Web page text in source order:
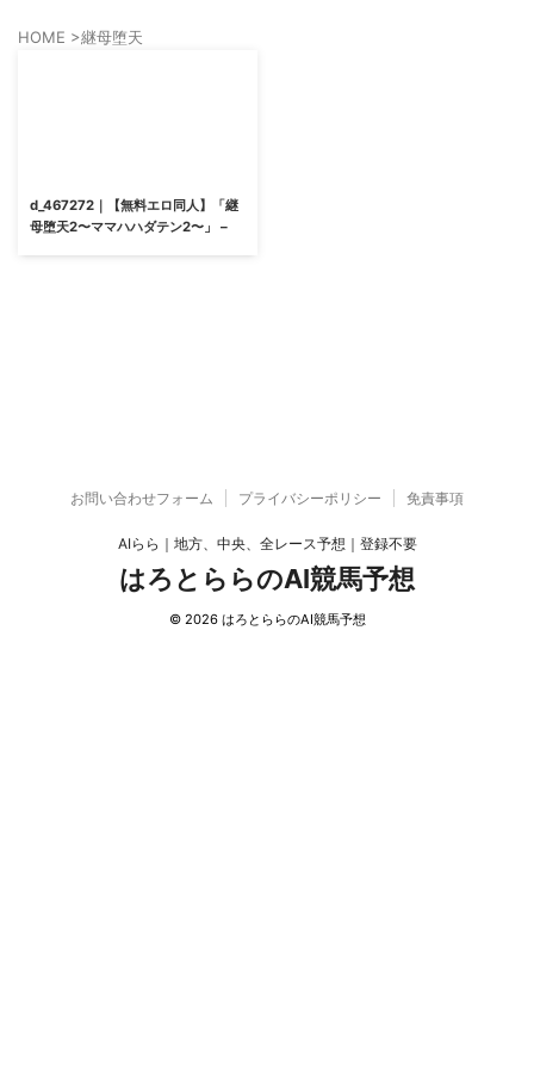
HOME >継母堕天
d_467272｜【無料エロ同人】「継
母堕天2〜ママハハダテン2〜」 –
お問い合わせフォーム プライバシーポリシー 免責事項
AIらら｜地方、中央、全レース予想｜登録不要
はろとららのAI競馬予想
© 2026 はろとららのAI競馬予想